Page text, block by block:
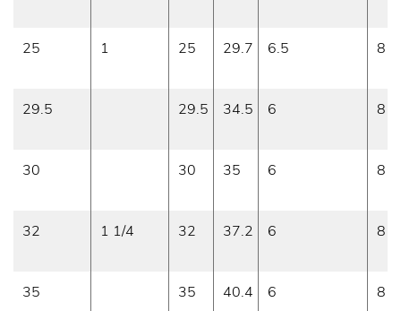
25 1 25 29.7 6.5 8
29.5 29.5 34.5 6 8
30 30 35 6 8
32 1 1/4 32 37.2 6 8
35 35 40.4 6 8